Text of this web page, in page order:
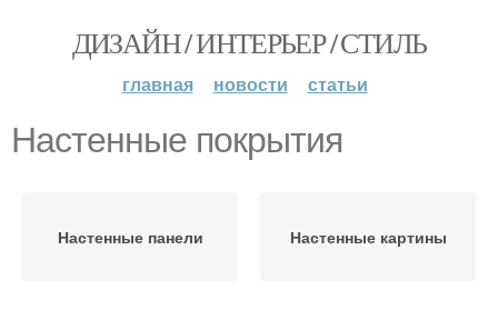
ДИЗАЙН / ИНТЕРЬЕР / СТИЛЬ
главная новости статьи
Настенные покрытия
Настенные панели Настенные картины